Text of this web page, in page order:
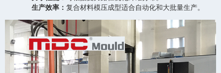
生产效率： 复合材料模压成型适合自动化和大批量生产。